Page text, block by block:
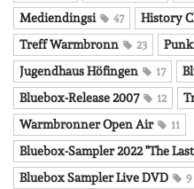
Mediendingsi 47 History
Treff Warmbronn 23
Jugendhaus Höfingen 17
Bluebox-Release 2007 12
Warmbronner Open Air 11
Bluebox-Sampler 2022 "The
Bluebox Sampler Live DVD 9